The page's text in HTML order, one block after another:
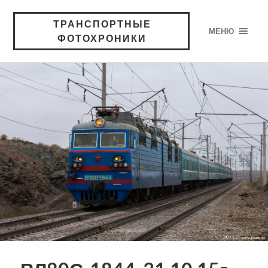
ТРАНСПОРТНЫЕ
ФОТОХРОНИКИ
МЕНЮ